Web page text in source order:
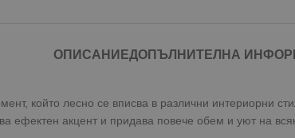
ОПИСАНИЕДОПЪЛНИТЕЛНА
който лесно се вписва в различни интериорни
ефектен акцент и придава повече обем и уют на